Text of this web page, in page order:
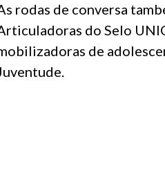
rodas de conversa
do Selo
de